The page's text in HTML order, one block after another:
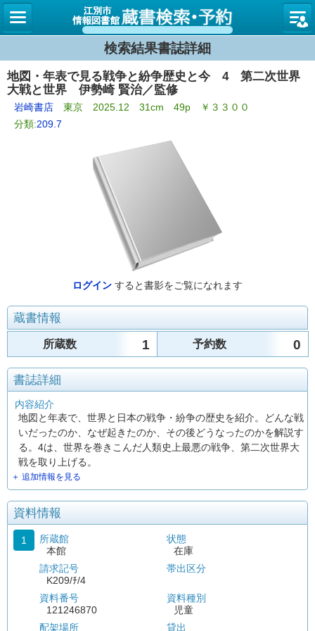
図書館
検索結果書誌詳細
地図・年表で見る戦争と紛争歴史と今 4 第二次世界
大戦と世界 伊勢崎 賢治／監修
岩崎書店 東京 2025.12 31cm 49p ￥３３００
分類:209.7
ログイン すると書影をご覧になれます
蔵書情報
所蔵数 1 予約数 0
書誌詳細
内容紹介
地図と年表で、世界と日本の戦争・紛争の歴史を紹介。どんな戦
いだったのか、なぜ起きたのか、その後どうなったのかを解説す
る。4は、世界を巻きこんだ人類史上最悪の戦争、第二次世界大
戦を取り上げる。
＋ 追加情報を見る
資料情報
1
所蔵館
本館
請求記号
K209/ﾁ/4
資料番号
121246870
配架場所
状態
在庫
帯出区分
資料種別
児童
貸出